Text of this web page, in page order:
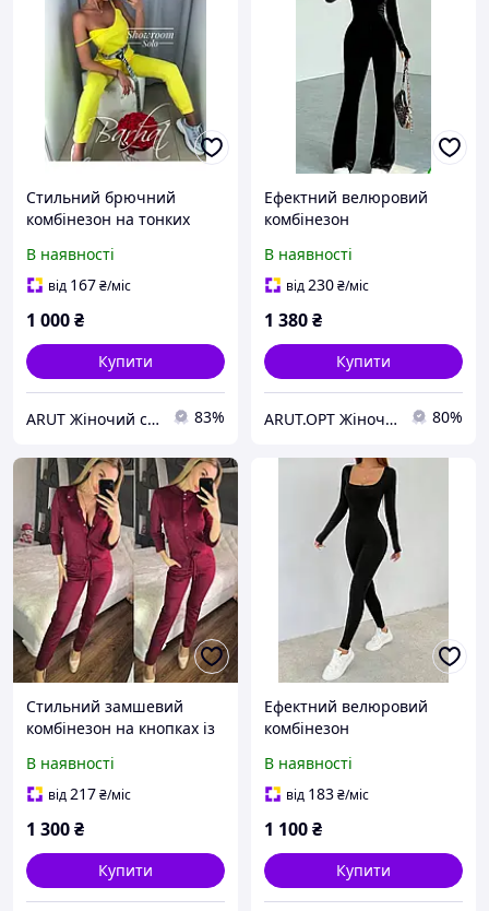
Стильний брючний
комбінезон на тонких
В наявності
від 167₴/міс
1 000₴
Купити
ARUT Жіночий стильний одяг від українського виробника 83%
Ефектний велюровий
комбінезон
В наявності
від230₴/міс
1 380₴
Купити
ARUT.OPT Жіночий одяг по низьким цінам 80%
Стильний замшевий
комбінезон на кнопках із
В наявності
від217₴/міс
1 300₴
Купити
Ефектний велюровий
комбінезон
В наявності
від 183₴/міс
1 100₴
Купити